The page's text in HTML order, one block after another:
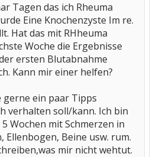
Tagen das ich Rheuma
Eine Knochenzyste Im re.
Hat das mit RHheuma
Woche die Ergebnisse
ersten Blutabnahme
Kann mir einer helfen?
gerne ein paar Tipps
verhalten soll/kann. Ich bin
Wochen mit Schmerzen in
Ellenbogen, Beine usw. rum.
mir nicht wehtut.